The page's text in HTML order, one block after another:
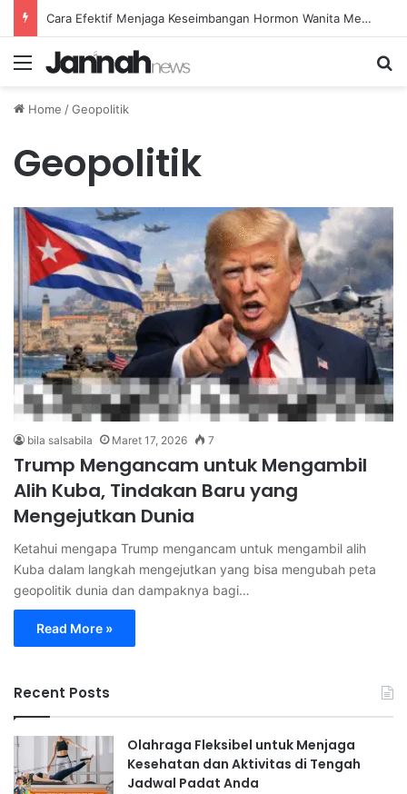
Cara Efektif Menjaga Keseimbangan Hormon Wanita Menjelang Menopause
Menu
Home /Geopolitik
Geopolitik
bila salsabila Maret 17, 2026 7
Trump Mengancam untuk Mengambil
Alih Kuba, Tindakan Baru yang
Mengejutkan Dunia
Ketahui mengapa Trump mengancam untuk mengambil alih
Kuba dalam langkah mengejutkan yang bisa mengubah peta
geopolitik dunia dan dampaknya bagi…
Read More »
Recent Posts
Olahraga Fleksibel untuk Menjaga
Kesehatan dan Aktivitas di Tengah
Jadwal Padat Anda